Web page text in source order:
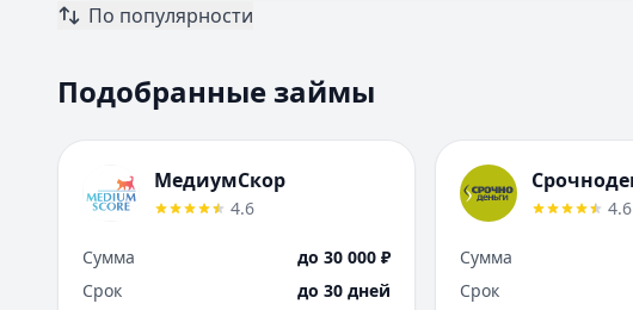
По популярности
Подобранные займы
МедиумСкор
4.6
Сумма
до 30 000 ₽
Срок
до 30 дней
4.6
Сумма
Срок